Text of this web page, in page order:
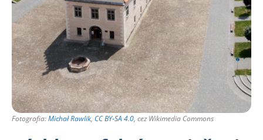
Fotografia:Michał Rawlik, CC BY-SA 4.0, cez Wikimedia Commons